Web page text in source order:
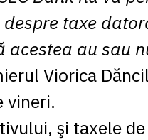
taxe
acestea au sau
Viorica
vineri.
şi taxele